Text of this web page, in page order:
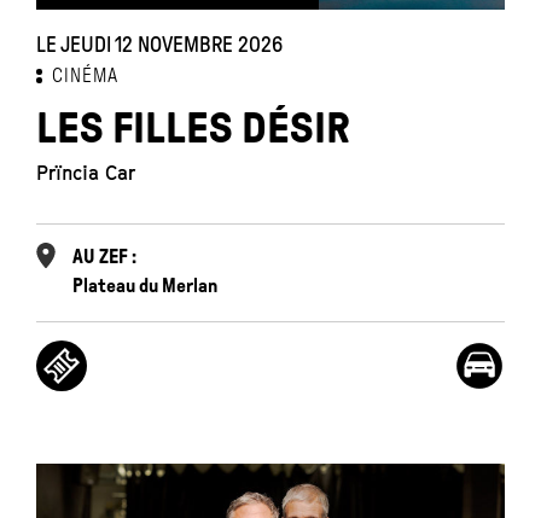
LE JEUDI 12 NOVEMBRE 2026
CINÉMA
LES FILLES DÉSIR
Prïncia Car
AU ZEF :
Plateau du Merlan